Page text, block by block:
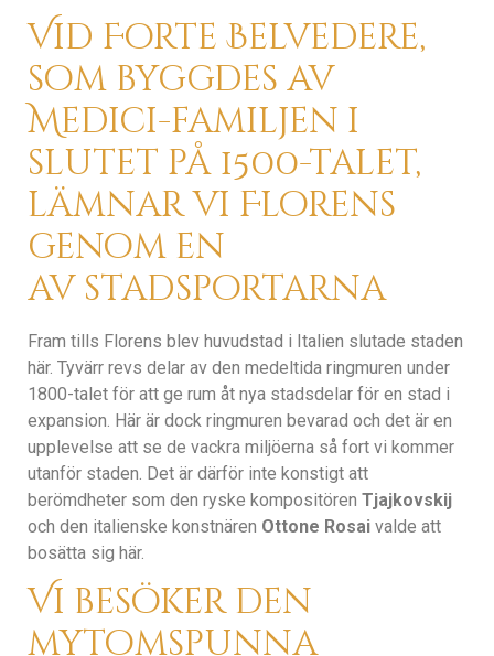
Vid Forte Belvedere,
som byggdes av
Medici-familjen i
slutet på 1500-talet,
lämnar vi Florens
genom en
av stadsportarna
Fram tills Florens blev huvudstad i Italien slutade staden
här. Tyvärr revs delar av den medeltida ringmuren under
1800-talet för att ge rum åt nya stadsdelar för en stad i
expansion. Här är dock ringmuren bevarad och det är en
upplevelse att se de vackra miljöerna så fort vi kommer
utanför staden. Det är därför inte konstigt att
berömdheter som den ryske kompositören Tjajkovskij
och den italienske konstnären Ottone Rosai valde att
bosätta sig här.
Vi besöker den
mytomspunna